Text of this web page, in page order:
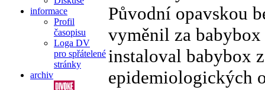
informace
Profil
časopisu
Loga DV
pro spřátelené
stránky
archiv
Původní opavskou
vyměnil za babybox
instaloval babybox
epidemiologických